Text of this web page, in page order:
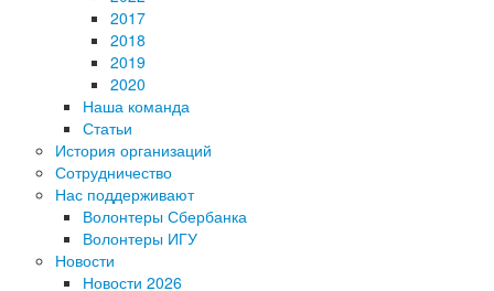
2017
2018
2019
2020
Наша команда
Статьи
История организаций
Сотрудничество
Нас поддерживают
Волонтеры Сбербанка
Волонтеры ИГУ
Новости
Новости 2026